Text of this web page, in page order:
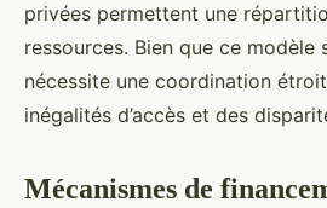
privées permettent une
ressources. Bien que ce modèle
nécessite une coordination
inégalités d’accès et des
Mécanismes de